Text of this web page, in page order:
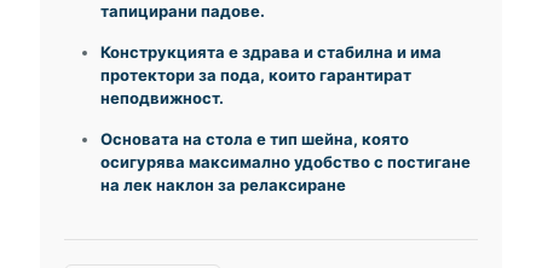
тапицирани падове.
Конструкцията е здрава и стабилна и има
протектори за пода, които гарантират
неподвижност.
Основата на стола е тип шейна, която
осигурява максимално удобство с постигане
на лек наклон за релаксиране